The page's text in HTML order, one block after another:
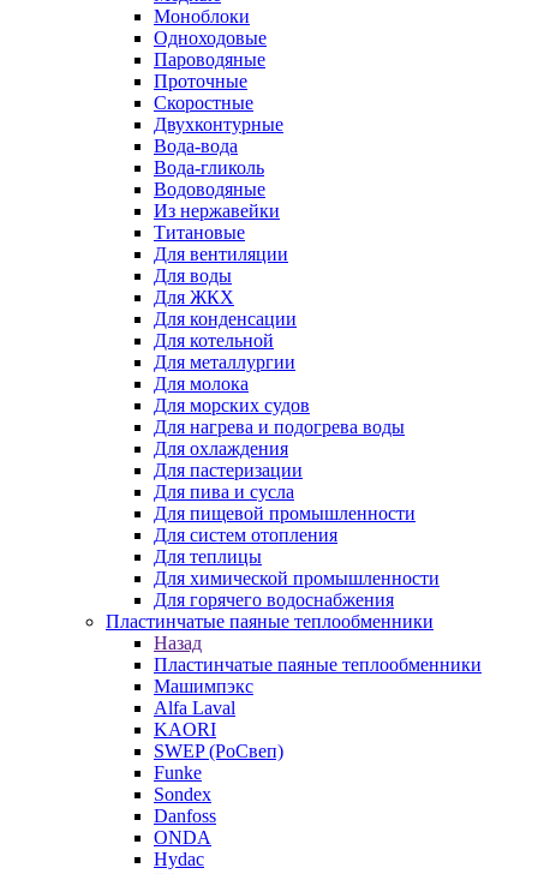
Моноблоки
Одноходовые
Пароводяные
Проточные
Скоростные
Двухконтурные
Вода-вода
Вода-гликоль
Водоводяные
Из нержавейки
Титановые
Для вентиляции
Для воды
Для ЖКХ
Для конденсации
Для котельной
Для металлургии
Для молока
Для морских судов
Для нагрева и подогрева воды
Для охлаждения
Для пастеризации
Для пива и сусла
Для пищевой промышленности
Для систем отопления
Для теплицы
Для химической промышленности
Для горячего водоснабжения
Пластинчатые паяные теплообменники
Назад
Пластинчатые паяные теплообменники
Машимпэкс
Alfa Laval
KAORI
SWEP (РоСвеп)
Funke
Sondex
Danfoss
ONDA
Hydac